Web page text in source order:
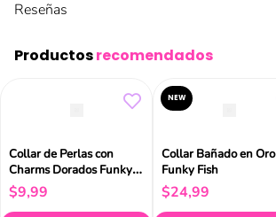
Reseñas
Productosrecomendados
Collar de Perlas con
Charms Dorados Funky
Fish
$9,99
NEW
Collar Bañado en Oro
Funky Fish
$24,99